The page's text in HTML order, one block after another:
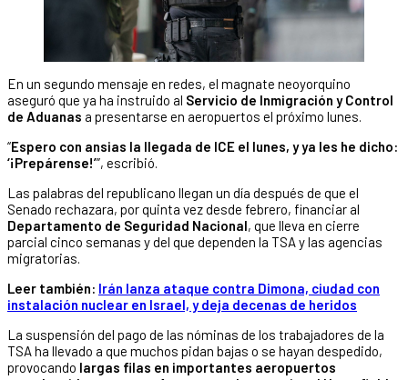
En un segundo mensaje en redes, el magnate neoyorquino
aseguró que ya ha instruido al Servicio de Inmigración y Control
de Aduanas a presentarse en aeropuertos el próximo lunes.
“Espero con ansias la llegada de ICE el lunes, y ya les he dicho:
‘¡Prepárense!’”, escribió.
Las palabras del republicano llegan un día después de que el
Senado rechazara, por quinta vez desde febrero, financiar al
Departamento de Seguridad Nacional, que lleva en cierre
parcial cinco semanas y del que dependen la TSA y las agencias
migratorias.
Leer también: Irán lanza ataque contra Dimona, ciudad con
instalación nuclear en Israel, y deja decenas de heridos
La suspensión del pago de las nóminas de los trabajadores de la
TSA ha llevado a que muchos pidan bajas o se hayan despedido,
provocando largas filas en importantes aeropuertos